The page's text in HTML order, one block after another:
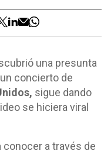
una presunta
concierto de
sigue dando
se hiciera viral
conocer a través de